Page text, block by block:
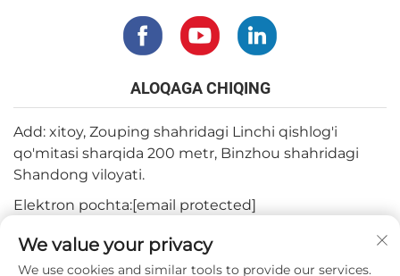
ALOQAGA CHIQING
Add: xitoy, Zouping shahridagi Linchi qishlog'i
qo'mitasi sharqida 200 metr, Binzhou shahridagi
Shandong viloyati.
Elektron pochta:[email protected]
Tel:+82-3180427370
Telefon: +86-15564344404
We value your privacy
We use cookies and similar tools to provide our services.